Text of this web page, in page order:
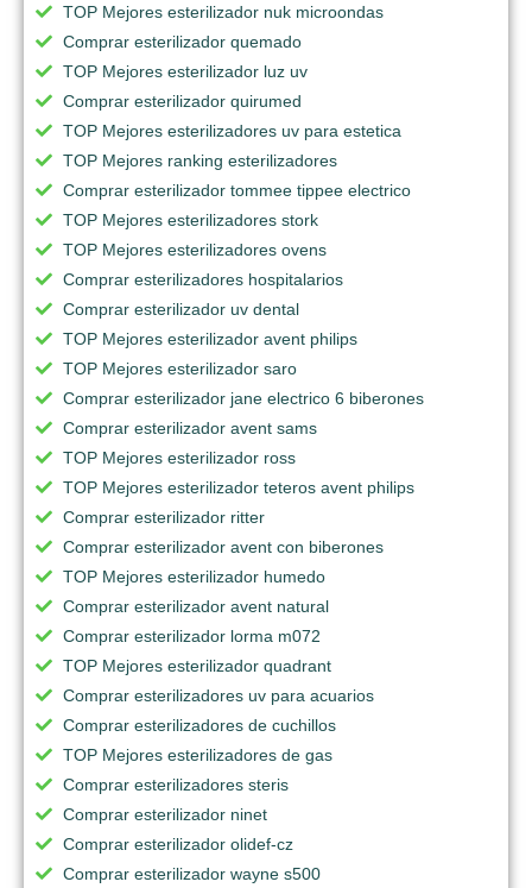
TOP Mejores esterilizador nuk microondas
Comprar esterilizador quemado
TOP Mejores esterilizador luz uv
Comprar esterilizador quirumed
TOP Mejores esterilizadores uv para estetica
TOP Mejores ranking esterilizadores
Comprar esterilizador tommee tippee electrico
TOP Mejores esterilizadores stork
TOP Mejores esterilizadores ovens
Comprar esterilizadores hospitalarios
Comprar esterilizador uv dental
TOP Mejores esterilizador avent philips
TOP Mejores esterilizador saro
Comprar esterilizador jane electrico 6 biberones
Comprar esterilizador avent sams
TOP Mejores esterilizador ross
TOP Mejores esterilizador teteros avent philips
Comprar esterilizador ritter
Comprar esterilizador avent con biberones
TOP Mejores esterilizador humedo
Comprar esterilizador avent natural
Comprar esterilizador lorma m072
TOP Mejores esterilizador quadrant
Comprar esterilizadores uv para acuarios
Comprar esterilizadores de cuchillos
TOP Mejores esterilizadores de gas
Comprar esterilizadores steris
Comprar esterilizador ninet
Comprar esterilizador olidef-cz
Comprar esterilizador wayne s500